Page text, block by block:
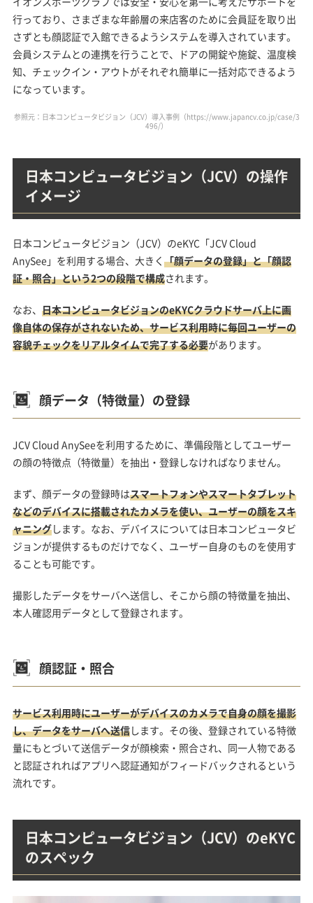
行っており、さまざまな年齢層の来店客のために会員証を取り出
さずとも顔認証で入館できるようシステムを導入されています。
会員システムとの連携を行うことで、ドアの開錠や施錠、温度検
知、チェックイン・アウトがそれぞれ簡単に一括対応できるよう
になっています。
参照元：日本コンピュータビジョン（JCV）導入事例（https://www.japancv.co.jp/case/3
496/）
日本コンピュータビジョン（JCV）の操作
イメージ
日本コンピュータビジョン（JCV）のeKYC「JCV Cloud
AnySee」を利用する場合、大きく 「顔データの登録」と「顔認
証・照合」という2つの段階で構成されます。
なお、 日本コンピュータビジョンのeKYCクラウドサーバ上に画
像自体の保存がされないため、サービス利用時に毎回ユーザーの
容貌チェックをリアルタイムで完了する必要があります。
顔データ（特徴量）の登録
JCV Cloud AnySeeを利用するために、準備段階としてユーザー
の顔の特徴点（特徴量）を抽出・登録しなければなりません。
まず、顔データの登録時はスマートフォンやスマートタブレット
などのデバイスに搭載されたカメラを使い、ユーザーの顔をスキ
ャニングします。なお、デバイスについては日本コンピュータビ
ジョンが提供するものだけでなく、ユーザー自身のものを使用す
ることも可能です。
撮影したデータをサーバへ送信し、そこから顔の特徴量を抽出、
本人確認用データとして登録されます。
顔認証・照合
サービス利用時にユーザーがデバイスのカメラで自身の顔を撮影
し、データをサーバへ送信します。その後、登録されている特徴
量にもとづいて送信データが顔検索・照合され、同一人物である
と認証されればアプリへ認証通知がフィードバックされるという
流れです。
日本コンピュータビジョン（JCV）のeKYC
のスペック